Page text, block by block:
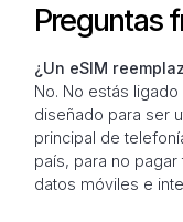
Preguntas
¿Un eSIM
No. No estás
diseñado para ser
principal de
país, para no pagar
datos móviles e